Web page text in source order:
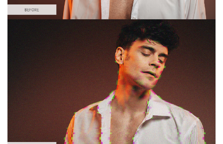
Please select
Free Glitch Action #2
Winter Complete
Entire Collection
Free download